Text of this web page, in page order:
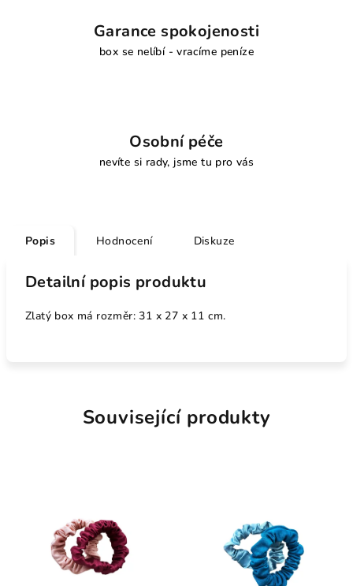
Garance spokojenosti
box se nelíbí - vracíme peníze
Osobní péče
nevíte si rady, jsme tu pro vás
Popis Hodnocení Diskuze
Detailní popis produktu
Zlatý box má rozměr: 31 x 27 x 11 cm.
Související produkty